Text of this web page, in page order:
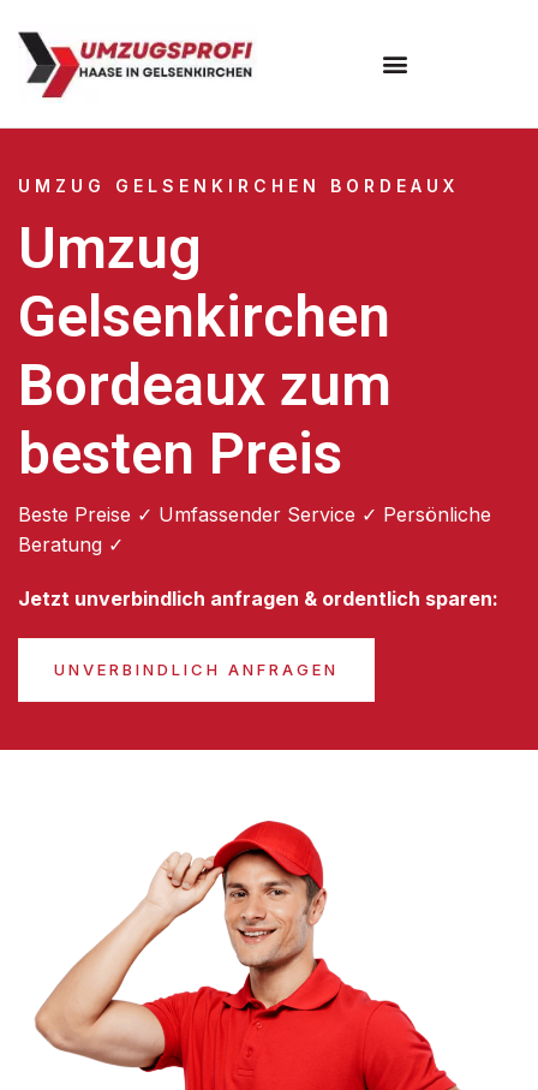
UMZUG GELSENKIRCHEN BORDEAUX
Umzug
Gelsenkirchen
Bordeaux zum
besten Preis
Beste Preise ✓ Umfassender Service ✓ Persönliche
Beratung ✓
Jetzt unverbindlich anfragen & ordentlich sparen:
UNVERBINDLICH ANFRAGEN